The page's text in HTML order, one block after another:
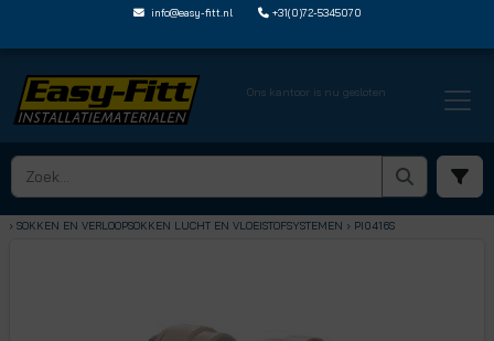
info@easy-fitt.nl +31(0)72-5345070
Ons kantoor is nu gesloten
HOME › SPEEDFIT LUCHT EN VLOEISTOFFEN
› SOKKEN EN VERLOOPSOKKEN LUCHT EN VLOEISTOFSYSTEMEN › PI0416S